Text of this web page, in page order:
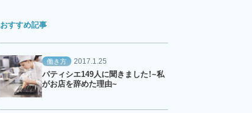
おすすめ記事
働き方 2017.1.25
パティシエ149人に聞きました！~私
がお店を辞めた理由~